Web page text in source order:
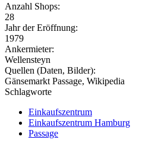
Anzahl Shops:
28
Jahr der Eröffnung:
1979
Ankermieter:
Wellensteyn
Quellen (Daten, Bilder):
Gänsemarkt Passage, Wikipedia
Schlagworte
Einkaufszentrum
Einkaufszentrum Hamburg
Passage